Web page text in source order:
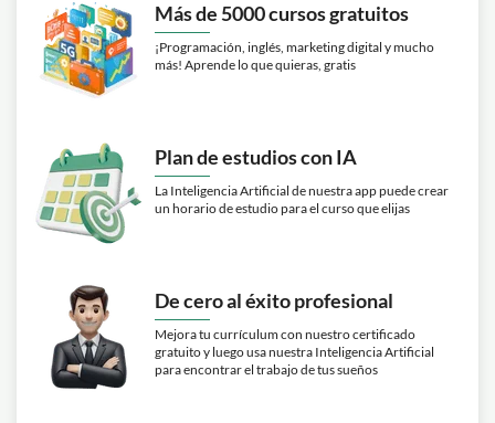
Más de 5000 cursos gratuitos
¡Programación, inglés, marketing digital y mucho
más! Aprende lo que quieras, gratis
Plan de estudios con IA
La Inteligencia Artificial de nuestra app puede crear
un horario de estudio para el curso que elijas
De cero al éxito profesional
Mejora tu currículum con nuestro certificado
gratuito y luego usa nuestra Inteligencia Artificial
para encontrar el trabajo de tus sueños